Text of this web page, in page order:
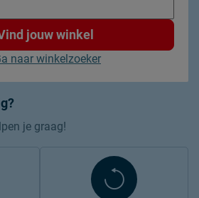
je graag!
jouw winkel
naar winkelzoeker